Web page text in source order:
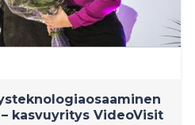
kasvuyritys VideoVisit